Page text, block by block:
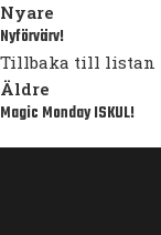
Nyare
Nyförvärv!
Tillbaka till listan
Äldre
Magic Monday ISKUL!